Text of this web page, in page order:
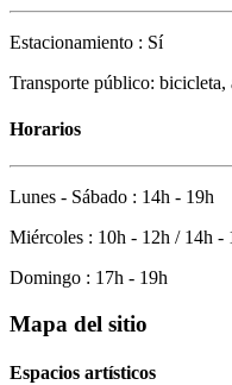
Estacionamiento : Sí
Transporte público:
Horarios
Lunes - Sábado : 14h - 19h
Miércoles : 10h - 12h / 14h -
Domingo : 17h - 19h
Mapa del sitio
Espacios artísticos